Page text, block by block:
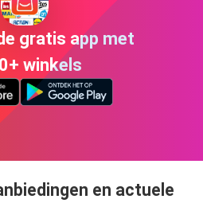
gratis app met
winkels
en actuele